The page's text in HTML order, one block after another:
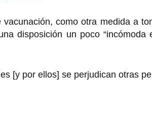
como otra medida a
disposición un poco “incómoda
[y por ellos] se perjudican otras